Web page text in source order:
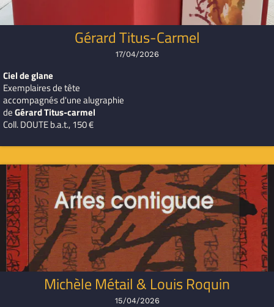
Gérard Titus-Carmel
17/04/2026
Ciel de glane
Exemplaires de tête
accompagnés d'une alugraphie
deGérard Titus-carmel
Coll. DOUTE b.a.t., 150 €
Michèle Métail & Louis Roquin
15/04/2026